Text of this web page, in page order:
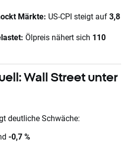
Märkte: US-CPI steigt auf3,8
Ölpreis nähert sich 110
Wall Street unter
deutliche Schwäche:
-0,7 %